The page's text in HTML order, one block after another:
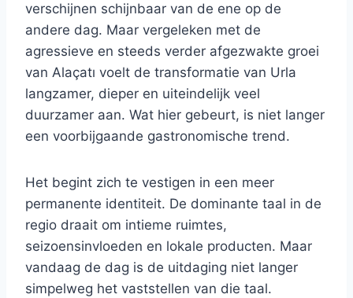
verschijnen schijnbaar van de ene op de
andere dag. Maar vergeleken met de
agressieve en steeds verder afgezwakte groei
van Alaçatı voelt de transformatie van Urla
langzamer, dieper en uiteindelijk veel
duurzamer aan. Wat hier gebeurt, is niet langer
een voorbijgaande gastronomische trend.
Het begint zich te vestigen in een meer
permanente identiteit. De dominante taal in de
regio draait om intieme ruimtes,
seizoensinvloeden en lokale producten. Maar
vandaag de dag is de uitdaging niet langer
simpelweg het vaststellen van die taal.